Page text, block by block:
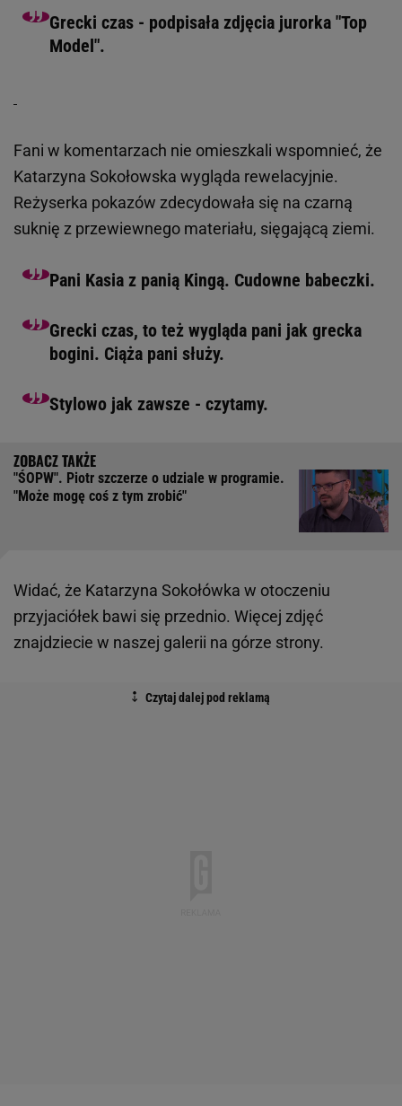
Grecki czas - podpisała zdjęcia jurorka "Top
Model".
Fani w komentarzach nie omieszkali wspomnieć, że
Katarzyna Sokołowska wygląda rewelacyjnie.
Reżyserka pokazów zdecydowała się na czarną
suknię z przewiewnego materiału, sięgającą ziemi.
Pani Kasia z panią Kingą. Cudowne babeczki.
Grecki czas, to też wygląda pani jak grecka
bogini. Ciąża pani służy.
Stylowo jak zawsze - czytamy.
"ŚOPW". Piotr szczerze o udziale w programie.
"Może mogę coś z tym zrobić"
Widać, że Katarzyna Sokołówka w otoczeniu
przyjaciółek bawi się przednio. Więcej zdjęć
znajdziecie w naszej galerii na górze strony.